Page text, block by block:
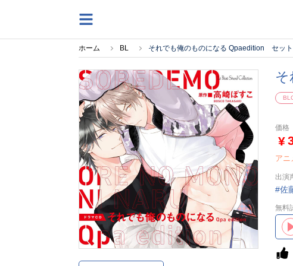
ホーム BL それでも俺のものになる Qpaedition セット
価格
アニ
出演
佐
無料